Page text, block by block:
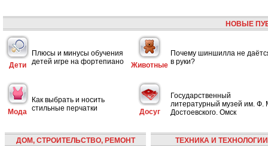
НОВЫЕ
Дети
Плюсы и минусы обучения
детей игре на фортепиано
Животные
Почему шиншилла не
в руки?
Мода
Как выбрать и носить
стильные перчатки
Досуг
Государственный
литературный музей им. Ф.
Достоевского. Омск
ДОМ, СТРОИТЕЛЬСТВО, РЕМОНТ ТЕХНИКА И ТЕХНОЛОГИИ